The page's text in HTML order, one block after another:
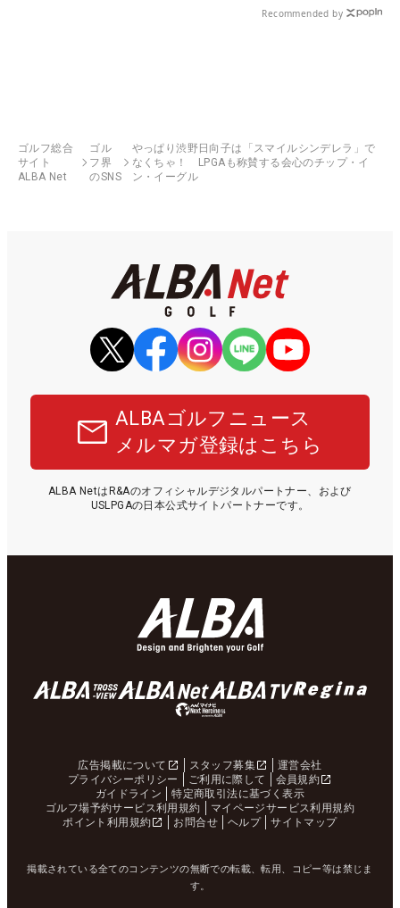
Recommended by
ゴルフ総合
サイト
ALBA Net
ゴル
フ界
のSNS
やっぱり渋野日向子は「スマイルシンデレラ」で
なくちゃ！ LPGAも称賛する会心のチップ・イ
ン・イーグル
ALBAゴルフニュース
メルマガ登録はこちら
ALBA NetはR&Aのオフィシャルデジタルパートナー、および
USLPGAの日本公式サイトパートナーです。
広告掲載について スタッフ募集
運営会社
プライバシーポリシー
ご利用に際して
会員規約
ガイドライン
特定商取引法に基づく表示
ゴルフ場予約サービス利用規約
マイページサービス利用規約
ポイント利用規約
お問合せ ヘルプ サイトマップ
掲載されている全てのコンテンツの無断での転載、転用、コピー等は禁じま
す。